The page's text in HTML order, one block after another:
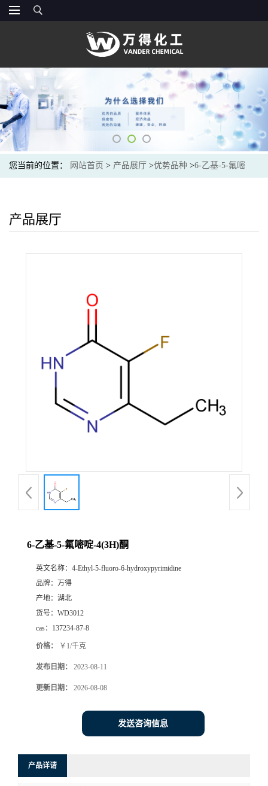
您当前的位置： 网站首页 > 产品展厅 >优势品种 >6-乙基-5-氟嘧
产品展厅
6-乙基-5-氟嘧啶-4(3H)酮
英文名称： 4-Ethyl-5-fluoro-6-hydroxypyrimidine
品牌： 万得
产地： 湖北
货号： WD3012
cas： 137234-87-8
价格： ￥1/千克
发布日期： 2023-08-11
更新日期： 2026-08-08
发送咨询信息
产品详请